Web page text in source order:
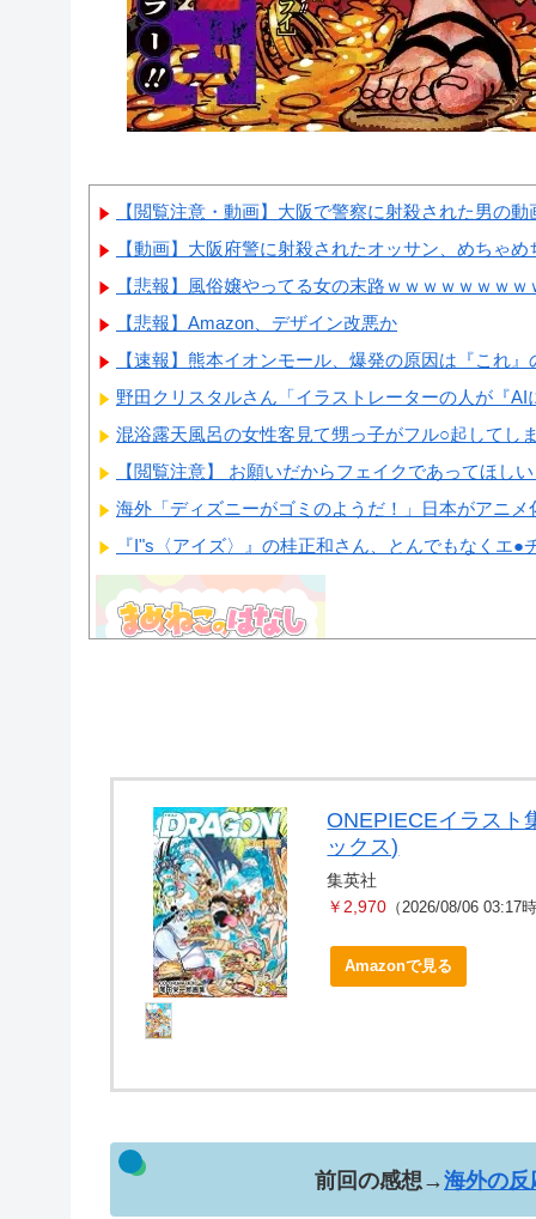
【閲覧注意・動画】大阪で警察に射殺された男の
【動画】大阪府警に射殺されたオッサン、めちゃ
【悲報】風俗嬢やってる女の末路ｗｗｗｗｗｗｗｗ
【悲報】Amazon、デザイン改悪か
【速報】熊本イオンモール、爆発の原因は『これ』
野田クリスタルさん「イラストレーターの人が『
混浴露天風呂の女性客見て甥っ子がフル○起してし
【閲覧注意】 お願いだからフェイクであってほし
海外「ディズニーがゴミのようだ！」日本がアニ
『I"s〈アイズ〉』の桂正和さん、とんでもなくエ
ONEPIECEイラスト
ックス)
集英社
￥2,970 （2026/08/06 03:17
Amazonで見る
前回の感想→海外の反